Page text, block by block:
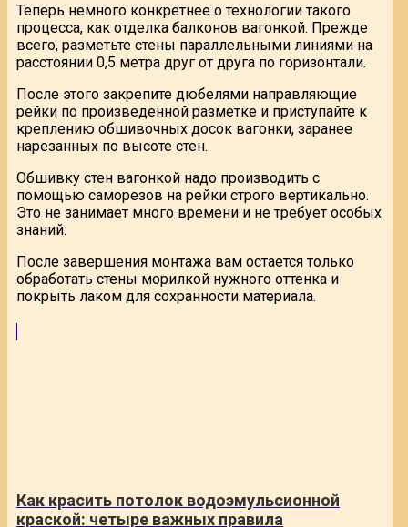
Теперь немного конкретнее о технологии такого
процесса, как отделка балконов вагонкой. Прежде
всего, разметьте стены параллельными линиями на
расстоянии 0,5 метра друг от друга по горизонтали.
После этого закрепите дюбелями направляющие
рейки по произведенной разметке и приступайте к
креплению обшивочных досок вагонки, заранее
нарезанных по высоте стен.
Обшивку стен вагонкой надо производить с
помощью саморезов на рейки строго вертикально.
Это не занимает много времени и не требует особых
знаний.
После завершения монтажа вам остается только
обработать стены морилкой нужного оттенка и
покрыть лаком для сохранности материала.
Как красить потолок водоэмульсионной
краской: четыре важных правила